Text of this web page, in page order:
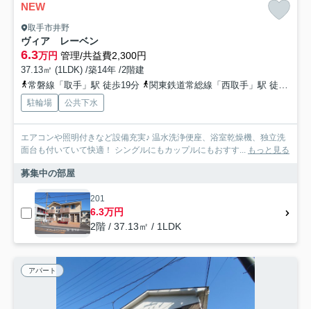
NEW
取手市井野
ヴィア レーベン
6.3万円 管理/共益費2,300円
37.13㎡ (1LDK) /築14年 /2階建
常磐線「取手」駅 徒歩19分
関東鉄道常総線「西取手」駅 徒歩34分
駐輪場 公共下水
エアコンや照明付きなど設備充実♪ 温水洗浄便座、浴室乾燥機、独立洗
面台も付いていて快適！ シングルにもカップルにもおすす... もっと見る
募集中の部屋
201
6.3万円
2階 / 37.13㎡ / 1LDK
アパート